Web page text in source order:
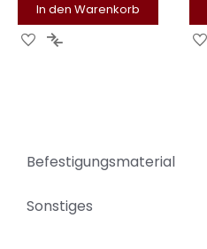
In den Warenkorb
Zur Zur
Befestigungsmaterial
Sonstiges